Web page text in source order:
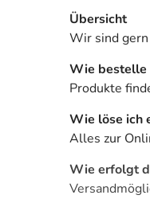
Übersicht
Wir sind
Wie bestelle
Produkte
Wie löse ich
Alles zur
Wie erfolgt